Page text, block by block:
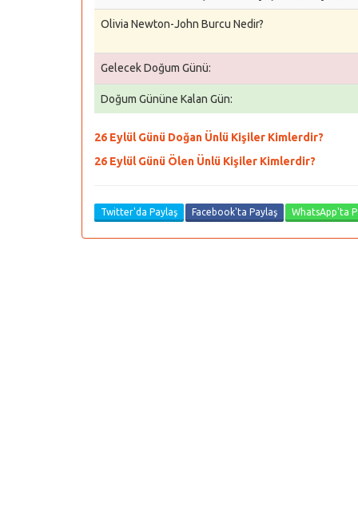
Olivia Newton-John Burcu Nedir?
Gelecek Doğum Günü:
Doğum Gününe Kalan Gün:
26 Eylül Günü Doğan Ünlü Kişiler Kimlerdir?
26 Eylül Günü Ölen Ünlü Kişiler Kimlerdir?
Twitter'da Paylaş Facebook'ta Paylaş WhatsApp'ta